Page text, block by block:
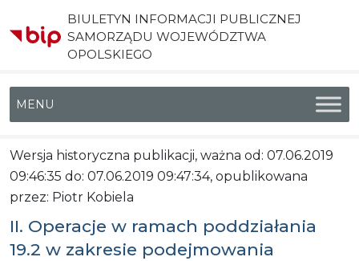
BIULETYN INFORMACJI PUBLICZNEJ
SAMORZĄDU WOJEWÓDZTWA
OPOLSKIEGO
Menu główne
Wersja historyczna publikacji, ważna od: 07.06.2019
09:46:35 do: 07.06.2019 09:47:34, opublikowana
przez: Piotr Kobiela
II. Operacje w ramach poddziałania
19.2 w zakresie podejmowania